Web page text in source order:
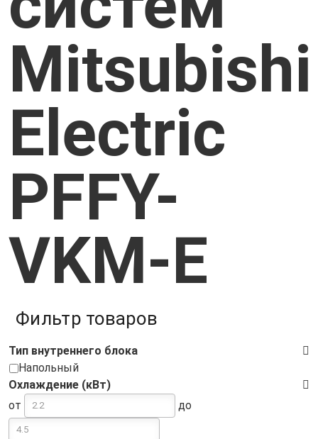
Mitsubishi
Electric
PFFY-
VKM-E
Фильтр товаров
Тип внутреннего блока
Напольный
Охлаждение (кВт)
от
до